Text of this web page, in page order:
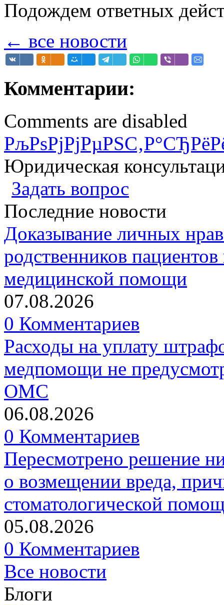
Подождем ответных
← все новости
Комментарии:
Comments are disabled
Юридическая
Задать вопрос
Последние новости
Доказывание личных
родственников
медицинской помощи
07.08.2026
0 Комментариев
Расходы на уплату
медпомощи не
ОМС
06.08.2026
0 Комментариев
Пересмотрено решение
о возмещении вреда,
стоматологической
05.08.2026
0 Комментариев
Все новости
Блоги